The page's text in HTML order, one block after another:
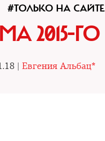
#ТОЛЬКО НА САЙТЕ
2015-ГО
| Евгения Альбац*